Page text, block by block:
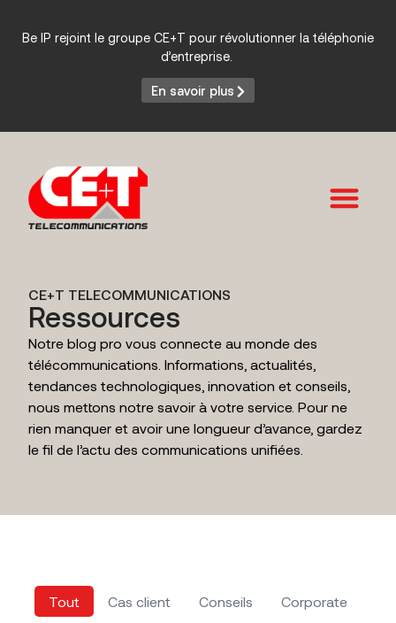
Be IP rejoint le groupe CE+T pour révolutionner la téléphonie
d’entreprise.
En savoir plus
CE+T TELECOMMUNICATIONS
Ressources
Notre blog pro vous connecte au monde des
télécommunications. Informations, actualités,
tendances technologiques, innovation et conseils,
nous mettons notre savoir à votre service. Pour ne
rien manquer et avoir une longueur d’avance, gardez
le fil de l’actu des communications unifiées.
Cas client Conseils
Corporate
Tout